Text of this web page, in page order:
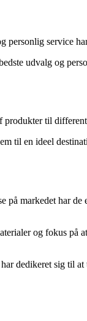
service
udvalg og
til
til en ideel
markedet har
og fokus på
dedikeret sig til